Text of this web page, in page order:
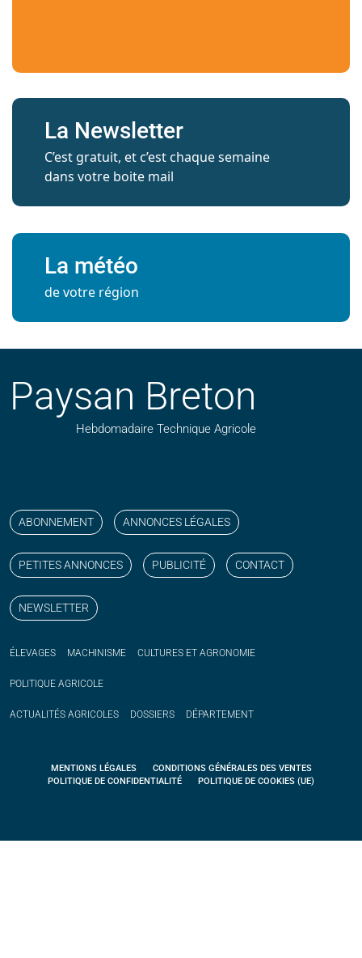
La Newsletter
C’est gratuit, et c’est chaque semaine
dans votre boite mail
La météo
de votre région
Paysan Breton
Hebdomadaire Technique Agricole
ABONNEMENT ANNONCES LÉGALES
PETITES ANNONCES PUBLICITÉ CONTACT
NEWSLETTER
ÉLEVAGES MACHINISME CULTURES ET AGRONOMIE
POLITIQUE AGRICOLE
ACTUALITÉS AGRICOLES DOSSIERS DÉPARTEMENT
MENTIONS LÉGALES
CONDITIONS GÉNÉRALES DES VENTES
POLITIQUE DE CONFIDENTIALITÉ
POLITIQUE DE COOKIES (UE)